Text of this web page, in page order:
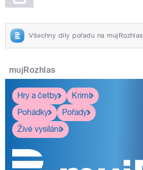
Všechny díly pořadu na mujRozhlas
mujRozhlas
Hry a četby
Krimi
Pohádky
Pořady
Živé vysílání